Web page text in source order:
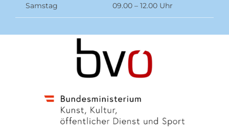
Samstag 09.00 – 12.00 Uhr